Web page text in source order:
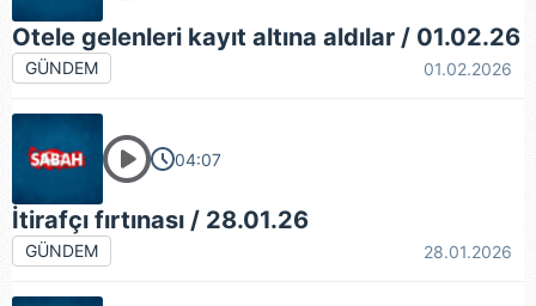
Otele gelenleri kayıt altına aldılar / 01.02.26
GÜNDEM 01.02.2026
04:07
İtirafçı fırtınası / 28.01.26
GÜNDEM 28.01.2026